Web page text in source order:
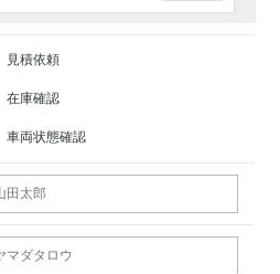
見積依頼
在庫確認
車両状態確認